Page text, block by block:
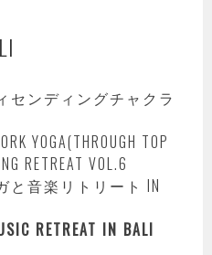
センディングチャクラ
YOGA(THROUGH TOP
RETREAT VOL.6
音楽リトリート IN
RETREAT IN BALI